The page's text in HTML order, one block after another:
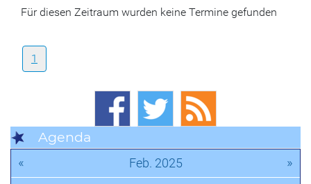
Für diesen Zeitraum wurden keine Termine gefunden
1
Agenda
« Feb. 2025 »